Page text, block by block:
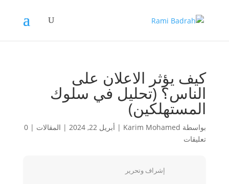
كيف يؤثر الاعلان على
الناس؟ (تحليل في سلوك
المستهلكين)
بواسطة Karim Mohamed
| أبريل 22, 2024 | المقالات |
0
تعليقات
إشراف وتحرير